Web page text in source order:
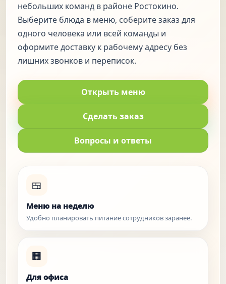
небольших команд в районе Ростокино.
Выберите блюда в меню, соберите заказ для
одного человека или всей команды и
оформите доставку к рабочему адресу без
лишних звонков и переписок.
Открыть меню
Сделать заказ
Вопросы и ответы
🍱
Меню на неделю
Удобно планировать питание сотрудников заранее.
🏢
Для офиса